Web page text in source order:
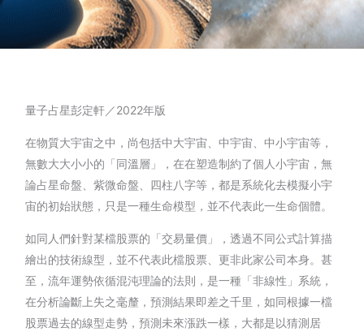
量子占星彭定軒／2022年版
在物質大宇宙之中，尚包括中大宇宙、中宇宙、中小宇宙等，
無數大大小小的「同溫層」，在在塑造制約了個人小宇宙，無
論占星命盤、紫微命盤、四柱八字等，都是系統化去模擬小宇
宙的初始狀態，只是一種生命模型，並不代表此一生命個體。
如同人們針對某檔股票的「交易量價」，透過不同公式計算描
繪出的技術線型，並不代表此檔股票、更非此家公司本身。甚
至，流年運勢依循混沌理論的法則，是一種「非線性」系統，
在分析論斷上失之毫釐，預測結果即差之千里，如同根據一檔
股票過去的線型走勢，預測未來漲跌一樣，大都是以猜測居